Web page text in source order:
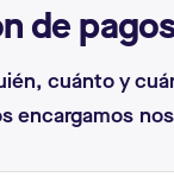
de
cuánto y
encargamos